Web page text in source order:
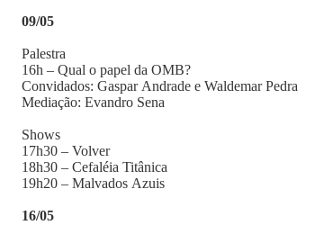
09/05
Palestra
16h – Qual o papel da OMB?
Convidados: Gaspar Andrade e Waldemar Pedra
Mediação: Evandro Sena
Shows
17h30 – Volver
18h30 – Cefaléia Titânica
19h20 – Malvados Azuis
16/05